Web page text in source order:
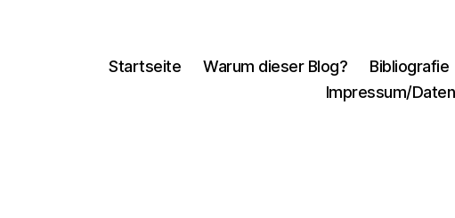
Startseite Warum dieser Blog? Bibliografie
Impressum/